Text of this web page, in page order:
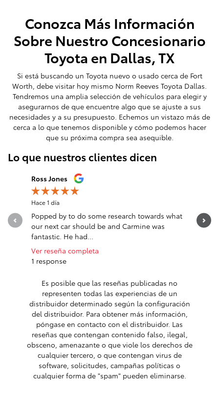
Conozca Más Información
Sobre Nuestro Concesionario
Toyota en Dallas, TX
Si está buscando un Toyota nuevo o usado cerca de Fort
Worth, debe visitar hoy mismo Norm Reeves Toyota Dallas.
Tendremos una amplia selección de vehículos para elegir y
asegurarnos de que encuentre algo que se ajuste a sus
necesidades y a su presupuesto. Echemos un vistazo más de
cerca a lo que tenemos disponible y cómo podemos hacer
que su próxima compra sea asequible.
Lo que nuestros clientes dicen
Slide 1 of 12
Ross Jones
Hace 1 día
Popped by to do some research towards what
our next car should be and Carmine was
fantastic. He had...
Ver reseña completa
1 response
Had a
Es posible que las reseñas publicadas no
representen todas las experiencias de un
distribuidor determinado según la configuración
del distribuidor. Para obtener más información,
póngase en contacto con el distribuidor. Las
reseñas que contengan contenido falso, ilegal,
obsceno, amenazante o que viole los derechos de
cualquier tercero, o que contengan virus de
software, solicitudes, campañas políticas o
cualquier forma de "spam" pueden eliminarse.